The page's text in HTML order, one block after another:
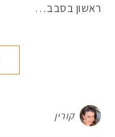
ראשון בסבב…
קורין